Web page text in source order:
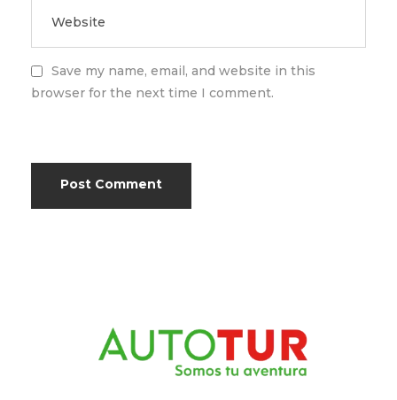
Save my name, email, and website in this
browser for the next time I comment.